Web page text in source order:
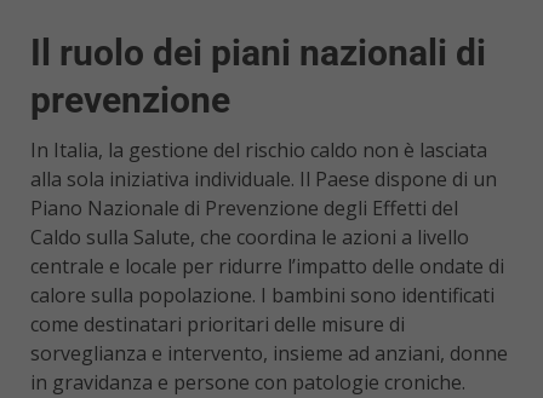
Il ruolo dei piani nazionali di
prevenzione
In Italia, la gestione del rischio caldo non è lasciata
alla sola iniziativa individuale. Il Paese dispone di un
Piano Nazionale di Prevenzione degli Effetti del
Caldo sulla Salute, che coordina le azioni a livello
centrale e locale per ridurre l’impatto delle ondate di
calore sulla popolazione. I bambini sono identificati
come destinatari prioritari delle misure di
sorveglianza e intervento, insieme ad anziani, donne
in gravidanza e persone con patologie croniche.